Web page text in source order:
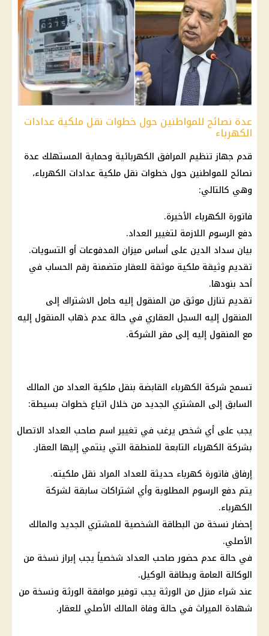
عدة نصائح للمواطنين حول خطوات نقل ملكية عدادات
الكهرباء
قدم جهاز تنظيم المرافق الكهربائية وحماية المستهلك عدة
نصائح للمواطنين حول خطوات نقل ملكية عدادات الكهرباء،
وهي كالتالي:
فاتورة الكهرباء الأخيرة.
دفع الرسوم اللازمة لتغيير العداد.
بيان سداد الدين على أساس ميزان المدفوعات أو التسويات.
تقديم وثيقة ملكية موثقة للعقار متضمنة رقم الحساب في
أحد بنودها.
تقديم تنازل موثق من المنقول إليه حامل الاشتراك إلى
المنقول إليه السجل العقاري في حالة عدم ذهاب المنقول إليه
مع المنقول إليه إلى مقر الشركة.
تسمح شركة الكهرباء القابضة بنقل ملكية العداد من المالك
السابق إلى المشتري الجديد من خلال اتباع خطوات بسيطة:
يجب على أي شخص يرغب في تغيير اسم صاحب العداد الاتصال
بشركة الكهرباء التابعة للمنطقة التي ينتمي إليها العقار.
إرفاق فاتورة كهرباء حديثة للعداد المراد نقل ملكيته.
يتم دفع الرسوم المطلوبة وأي اشتراكات سابقة لشركة
الكهرباء.
إحضار نسخة من البطاقة الشخصية للمشتري الجديد والمالك
الأصلي.
في حالة عدم حضور صاحب العداد شخصياً يجب إبراز نسخة من
الوكالة العامة وبطاقة الوكيل.
عند شراء منزل من الورثة يجب توفير موافقة الورثة ونسخة من
شهادة الميراث في حالة وفاة المالك الأصلي للعقار.